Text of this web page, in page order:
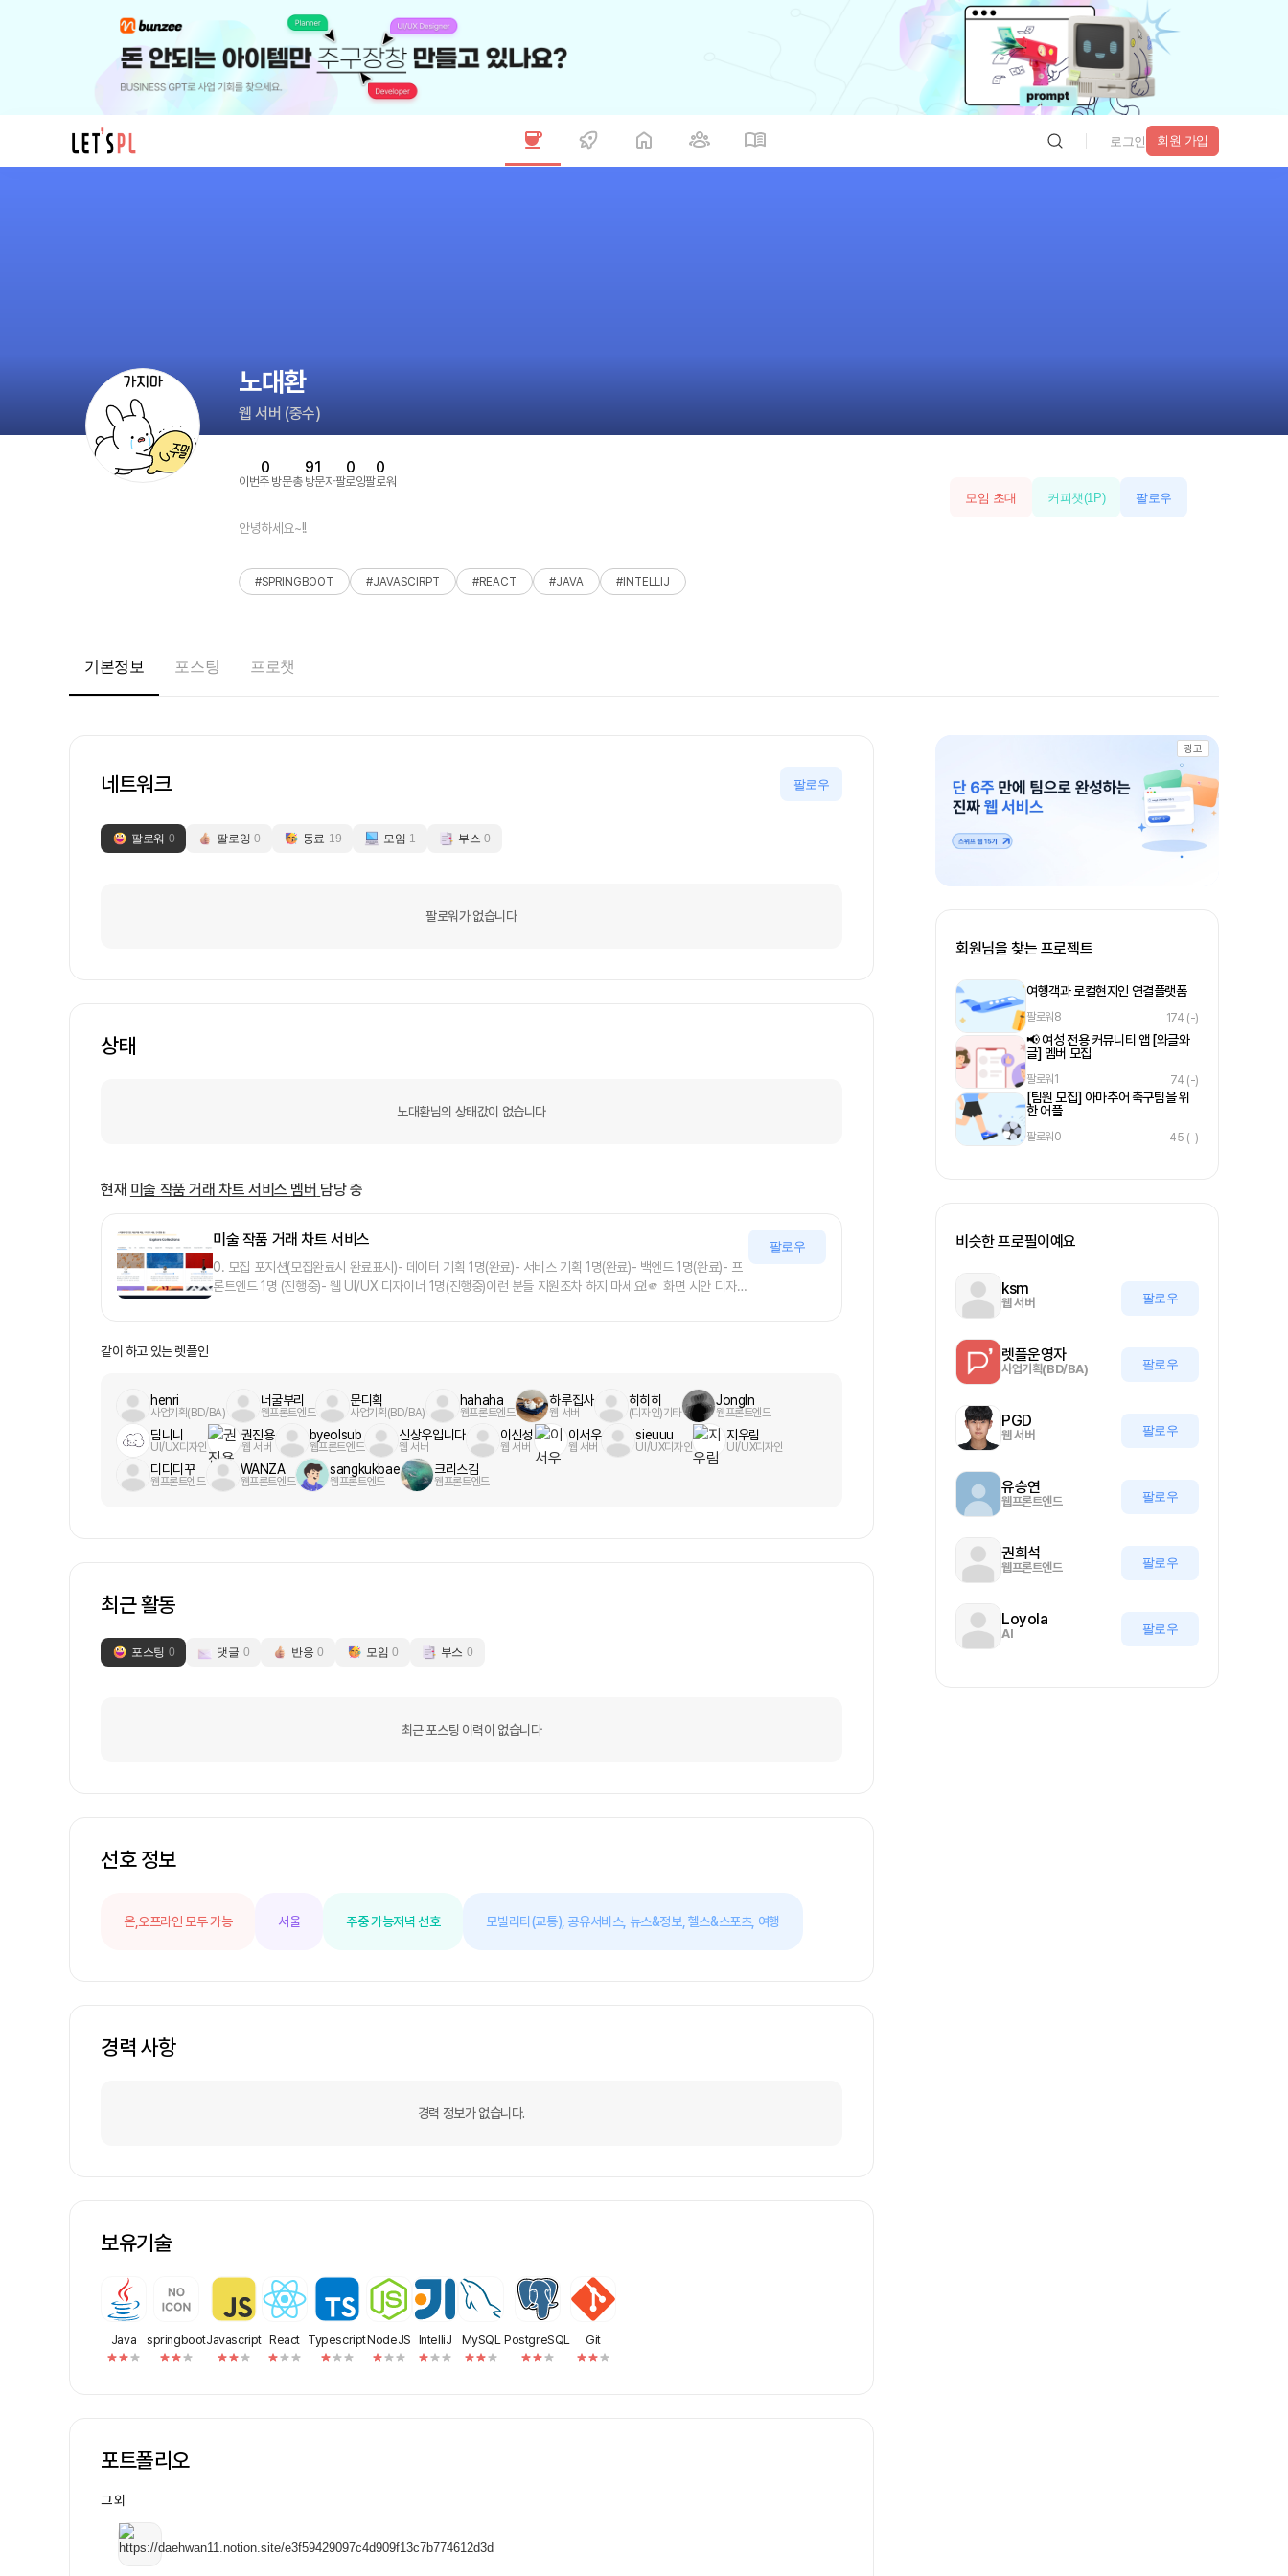
로그인 회원 가입
노대환
웹 서버 (중수)
이번주 방문
0
총 방문자
91
팔로잉
0
팔로워
0
안녕하세요~!!
#SPRINGBOOT #JAVASCIRPT #REACT #JAVA #INTELLIJ
모임 초대 커피챗(1 P) 팔로우
기본정보 포스팅 프로챗
네트워크 팔로우
팔로워 0 팔로잉 0 동료 19 모임 1 부스 0
팔로워가 없습니다
상태
노대환님의 상태값이 없습니다
현재 미술 작품 거래 차트 서비스 멤버 담당 중
미술 작품 거래 차트 서비스
0. 모집 포지션(모집완료시 완료표시)- 데이터 기획 1명(완료)- 서비스 기획 1명(완료)- 백엔드 1명(완료)- 프
론트엔드 1명 (진행중)- 웹 UI/UX 디자이너 1명(진행중)이런 분들 지원조차 하지 마세요!🫵 화면 시안 디자
실 분!- 잠수타지 않고 연락을 잘해주시는 분- 만약 바빠서 작업을 못하더라도 일정을 조정해서 다시 함께 해
주시면서 연락해주실 분- 정말 본인이 같이 창업하고 서비스 기획에도 태클을 걸면서 멤버로서 애정갖고 해
주실 분!- 한번도 안 써본 라이브러리나, 작업 툴을 쓰면서 시간이 걸리더라도 성장해보실 분!→ 이미 이런 분
들이 모여있습니다!얼른 합류해주세요!2. 거절될 분들- 잠수타신 분 → 바로 방출- 미술시장은 관심없고, 누
가 기획해주면 대충 디자인, 개발 구현하고 포트폴리오로 가져갈 분- 조용히 있다가 버스타고 결과물 가져가
니다.작가님들과 친해지며 미술업계 깊숙히 다녀왔는데 정말 너무 썩어있었습니다.순수회화시장이 크지못하
붐이 먼저 더 커져있기에 더 후순위로 밀릴지도 모릅니다.하지만 저희는 차익거래를 남기려 하거나 많은 수
화백분들의 작품은 더욱 잘 유통될 수 있도록하며, 신진작가들은 자신의 신작을 알릴 기회를 쉽고 저렴하게
상품을 낼 수 있을 것입니다.로드맵이 있는데 함께하게 되면 브리핑드리겠습니다.당연히 확정이 아니기에 팀
R&amp;R 설정4. 현재 필요 포지션- 데이터 사이언티스트 &amp; 데이터 엔지니어(4명): 기획단에서 정한
갤러리 사이트와 미술작품 정보들을 긁어 모으고, DB를 구성하여 우리 새로운 B2C 서비스의 파이프라인을
구성: 우리가 모아둔 data 기반으로 인사이트 발굴을 위한 시각화, 데이터 분석, 데이터 속성 분석, 감성분석
을 위한 데이터 가공- 인프라 개발자: AWS 나 NAS로 백서버를 오픈하고 ERD 구성 협업 후 DB 구성, 네트
워크 구성, 개발 환경 구성, 현재 합류된 개발자들과 소통- 갤러리 영업(2명): 갤러리 인터뷰 및 우리의 B2B
경력 7년차인 저에게서 많은 것들을 배워갈 수는 있겠지만, 수동적인 분들은 저에게서 아무것도 얻어가실 수
팔로우
같이 하고 있는 렛플인
henri
사업기획(BD/BA)
너굴부리
웹프론트엔드
문디획
사업기획(BD/BA)
hahaha
웹프론트엔드
하루집사
웹 서버
히히히
(디자인)기타
JongIn
웹프론트엔드
딤니니
UI/UX디자인
권진용
웹 서버
byeolsub
웹프론트엔드
신상우입니다
웹 서버
이신성
웹 서버
이서우
웹 서버
sieuuu
UI/UX디자인
지우림
UI/UX디자인
디디디꾸
웹프론트엔드
WANZA
웹프론트엔드
sangkukbae
웹프론트엔드
크리스김
웹프론트엔드
최근 활동
포스팅 0 댓글 0 반응 0 모임 0 부스 0
최근 포스팅 이력이 없습니다
선호 정보
온,오프라인 모두 가능 서울 주중 가능저녁 선호 모빌리티(교통), 공유서비스, 뉴스&정보, 헬스&스포츠, 여행
경력 사항
경력 정보가 없습니다.
보유기술
Java springbootJavascript React TypescriptNodeJS IntelliJ MySQL PostgreSQL Git
포트폴리오
그 외
광고
회원님을 찾는 프로젝트
여행객과 로컬현지인 연결플랫폼
팔로워8 174 (-)
📢 여성 전용 커뮤니티 앱 [와글와
글] 멤버 모집
팔로워1 74 (-)
[팀원 모집] 아마추어 축구팀을 위
한 어플
팔로워0 45 (-)
비슷한 프로필이예요
ksm
웹 서버 팔로우
렛플운영자
사업기획(BD/BA) 팔로우
PGD
웹 서버 팔로우
유승연
웹프론트엔드 팔로우
권희석
웹프론트엔드 팔로우
Loyola
AI 팔로우